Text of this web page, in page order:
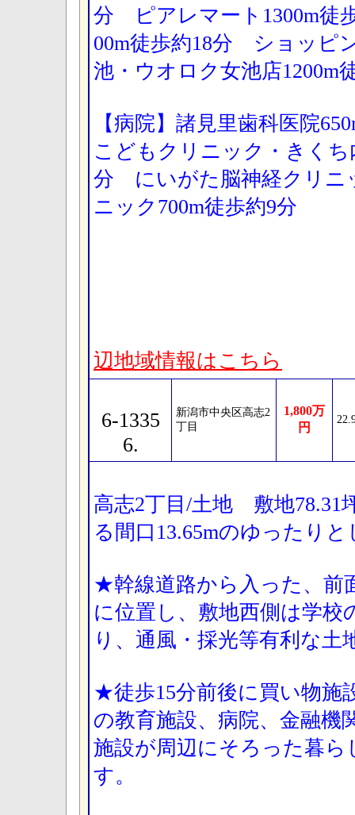
分 ピアレマート1300m徒
00m徒歩約18分 ショッピ
池・ウオロク女池店1200m
【病院】諸見里歯科医院
こどもクリニック・きくち
分 にいがた脳神経クリニ
ニック700m徒歩約9分
辺地域情報はこちら
6-1335
6.
新潟市中央区高志2
丁目
1,800万
円
高志2丁目/土地 敷地78.31
る間口13.65mのゆったり
★幹線道路から入った、前
に位置し、敷地西側は学
り、通風・採光等有利な
★徒歩15分前後に買い物施
の教育施設、病院、金融機
施設が周辺にそろった暮
す。